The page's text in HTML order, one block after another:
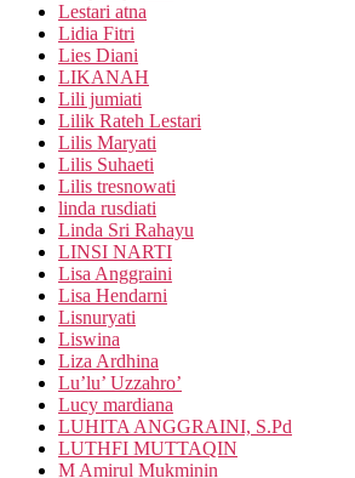
Lestari atna
Lidia Fitri
Lies Diani
LIKANAH
Lili jumiati
Lilik Rateh Lestari
Lilis Maryati
Lilis Suhaeti
Lilis tresnowati
linda rusdiati
Linda Sri Rahayu
LINSI NARTI
Lisa Anggraini
Lisa Hendarni
Lisnuryati
Liswina
Liza Ardhina
Lu’lu’ Uzzahro’
Lucy mardiana
LUHITA ANGGRAINI, S.Pd
LUTHFI MUTTAQIN
M Amirul Mukminin